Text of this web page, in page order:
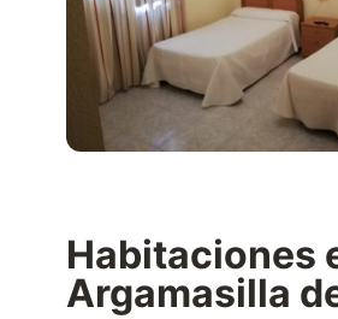
Habitaciones
Argamasilla